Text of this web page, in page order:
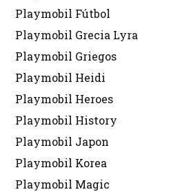
Playmobil Fútbol
Playmobil Grecia Lyra
Playmobil Griegos
Playmobil Heidi
Playmobil Heroes
Playmobil History
Playmobil Japon
Playmobil Korea
Playmobil Magic